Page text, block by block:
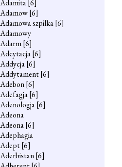
Adamita[6]
Adamow[6]
Adamowa szpilka[6]
Adamowy
Adarm[6]
Adcytacja[6]
Addycja[6]
Addytament[6]
Adebon[6]
Adefagja[6]
Adenologja[6]
Adeona
Adeona[6]
Adephagia
Adept[6]
Aderbistan[6]